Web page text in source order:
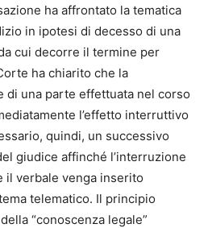
delle scadenze,
di riferimento.
impostare correttamente la
atti completi, aggiornati e
del processo civile.
sistematico tutte le fasi e i
ha affrontato la tematica
in ipotesi di decesso di una
cui decorre il termine per
ha chiarito che la
di una parte effettuata nel corso
l’effetto interruttivo
quindi, un successivo
giudice affinché l’interruzione
il verbale venga inserito
telematico. Il principio
“conoscenza legale”